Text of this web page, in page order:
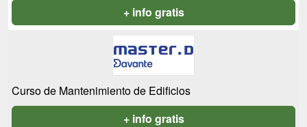
+ info gratis
Curso de Mantenimiento de Edificios
+ info gratis